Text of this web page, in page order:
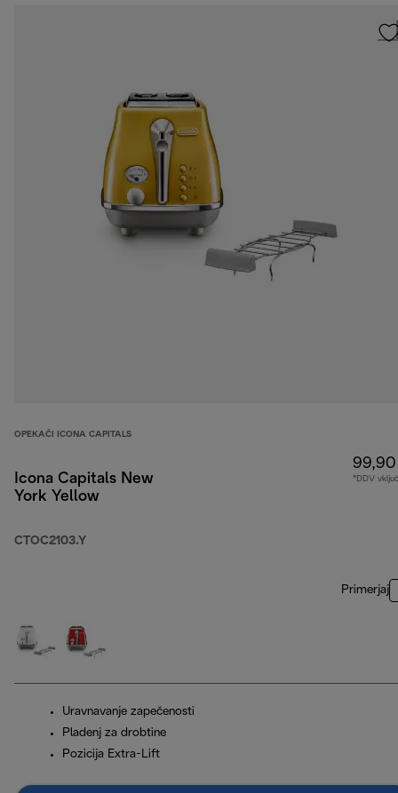
OPEKAČI ICONA CAPITALS
Icona Capitals New
York Yellow
CTOC2103.Y
*DDV
Primerjaj
Uravnavanje zapečenosti
Pladenj za drobtine
Pozicija Extra-Lift